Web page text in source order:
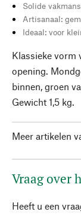
Solide
Artisanaal:
Ideaal: voor
Klassieke vorm
opening.
binnen, groen
Gewicht 1,5 kg.
Meer artikelen
Vraag over
Heeft u een